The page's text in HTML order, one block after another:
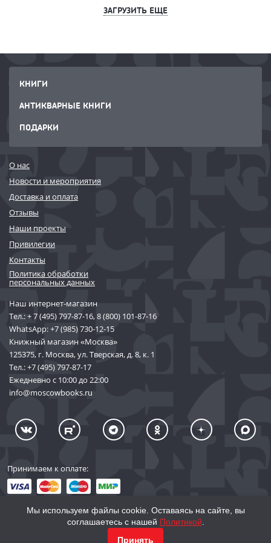
ЗАГРУЗИТЬ ЕЩЕ
КНИГИ
АНТИКВАРНЫЕ КНИГИ
ПОДАРКИ
О нас
Новости и мероприятия
Доставка и оплата
Отзывы
Наши проекты
Привилегии
Контакты
Политика обработки
персональных данных
Наш интернет-магазин
Тел.:+ 7 (495) 797-87-16,8 (800) 101-87-16
WhatsApp:+7 (985) 730-12-15
Книжный магазин «Москва»
125375, г. Москва, ул. Тверская, д. 8, к. 1
Тел.:+7 (495) 797-87-17
Ежедневно с 10:00 до 22:00
info@moscowbooks.ru
Принимаем к оплате:
© 2002–2026 «Торговый Дом Книги «МОСКВА»
Мы используем файлы cookie. Оставаясь на сайте, вы
соглашаетесь с нашей Политикой
Принять